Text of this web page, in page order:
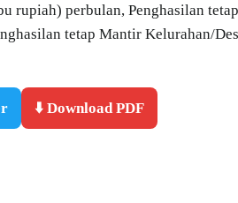
rupiah) perbulan, Penghasilan
tetap Mantir Kelurahan/
⬇️ Download PDF